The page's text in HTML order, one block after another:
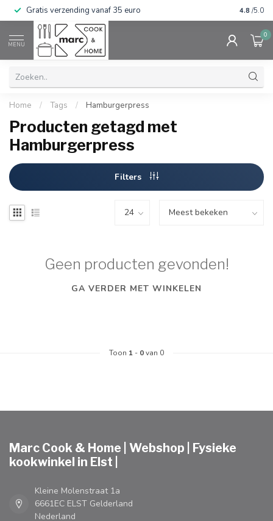
Gratis verzending vanaf 35 euro 4.8 /5.0
MENU
0
Home / Tags / Hamburgerpress
Producten getagd met
Hamburgerpress
Filters
Geen producten gevonden!
GA VERDER MET WINKELEN
Toon 1 - 0van 0
Marc Cook & Home | Webshop | Fysieke
kookwinkel in Elst |
Kleine Molenstraat 1a
6661EC ELST Gelderland
Nederland